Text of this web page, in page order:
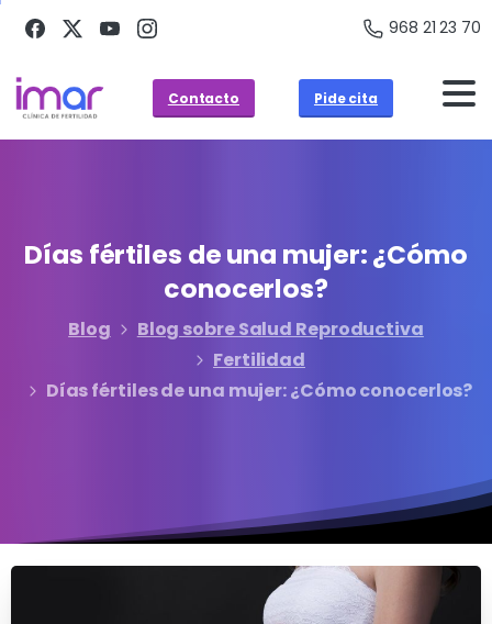
968 21 23 70
Contacto Pide cita
Días fértiles deuna mujer:¿Cómo
conocerlos?
Blog
Blog sobre Salud Reproductiva
Fertilidad
Días fértiles de una mujer: ¿Cómo conocerlos?